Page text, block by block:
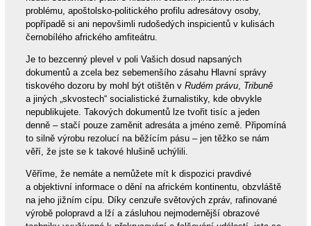
problému, apoštolsko-politického profilu adresátovy osoby,
popřípadě si ani nepovšimli rudošedých inspicientů v kulisách
černobílého afrického amfiteátru.
Je to bezcenný plevel v poli Vašich dosud napsaných
dokumentů a zcela bez sebemenšího zásahu Hlavní správy
tiskového dozoru by mohl být otištěn v Rudém právu, Tribuně
a jiných „skvostech“ socialistické žurnalistiky, kde obvykle
nepublikujete. Takových dokumentů lze tvořit tisíc a jeden
denně – stačí pouze zaměnit adresáta a jméno země. Připomíná
to silně výrobu rezolucí na běžícím pásu – jen těžko se nám
věří, že jste se k takové hlušině uchýlili.
Věříme, že nemáte a nemůžete mít k dispozici pravdivé
a objektivní informace o dění na africkém kontinentu, obzvláště
na jeho jižním cípu. Díky cenzuře světových zpráv, rafinované
výrobě polopravd a lží a zásluhou nejmodernější obrazové